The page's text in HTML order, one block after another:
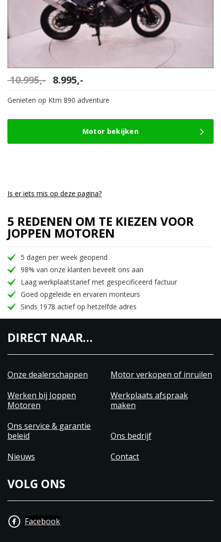
10.995,- Oorspronkelijke
prijs
was:
8.995,-
prijs
is:
Genieten op Ktm 890 adventure
Motor bekijken
Is er iets mis op deze pagina?
5 REDENEN OM TE KIEZEN VOOR
JOPPEN MOTOREN
5 dagen per week geopend
98% van onze klanten beveelt ons aan
Laag werkplaatstarief met gespecificeerd factuur
Goed opgeleide en ervaren monteurs
Sinds 1978 actief op hetzelfde adres
DIRECT NAAR…
Onze dealerschappen
Motor verkopen of inruilen
Werken bij Joppen
Motoren
Werkplaats afspraak
maken
Ons service & garantie
beleid
Ons bedrijf
Nieuws
Contact
VOLG ONS
Facebook